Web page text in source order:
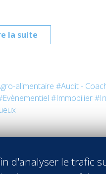
la suite
alimentaire #Audit -
#Immobilier
d'analyser le trafic